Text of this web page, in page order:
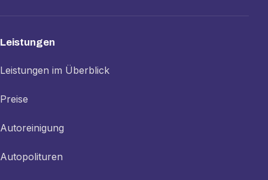
Leistungen
Leistungen im Überblick
Preise
Autoreinigung
Autopolituren